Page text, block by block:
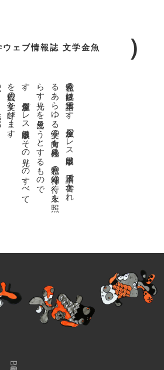
ウェブ情報誌 文学金魚
私達の
故郷は
日本語で
す
。
金魚屋プ
レ
ス
日本版は
、
日本語で
書か
れ
る
あ
ら
ゆ
る
文学の
方向を
見極め
、
私達の
精神の
行く
末を
照
ら
す
光り
を
見出そ
う
と
す
る
も
の
で
す
。
金魚屋プ
レ
ス
日本版は
そ
の
光り
の
す
べ
て
を
広義の
文学と
呼び
ま
す
。
都